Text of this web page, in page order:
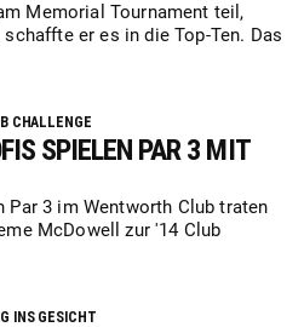
Memorial Tournament teil,
er es in die Top-Ten. Das
CHALLENGE
SPIELEN PAR 3 MIT
Par 3 im Wentworth Club traten
McDowell zur '14 Club
INS GESICHT